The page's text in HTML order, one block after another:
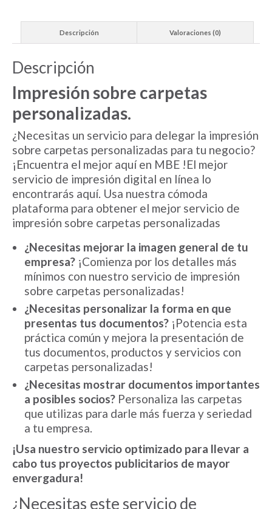
Descripción Valoraciones (0)
Descripción
Impresión sobre carpetas
personalizadas.
¿Necesitas un servicio para delegar la impresión
sobre carpetas personalizadas para tu negocio?
¡Encuentra el mejor aquí en MBE !El mejor
servicio de impresión digital en línea lo
encontrarás aquí. Usa nuestra cómoda
plataforma para obtener el mejor servicio de
impresión sobre carpetas personalizadas
¿Necesitas mejorar la imagen general de tu
empresa? ¡Comienza por los detalles más
mínimos con nuestro servicio de impresión
sobre carpetas personalizadas!
¿Necesitas personalizar la forma en que
presentas tus documentos? ¡Potencia esta
práctica común y mejora la presentación de
tus documentos, productos y servicios con
carpetas personalizadas!
¿Necesitas mostrar documentos importantes
a posibles socios? Personaliza las carpetas
que utilizas para darle más fuerza y seriedad
a tu empresa.
¡Usa nuestro servicio optimizado para llevar a
cabo tus proyectos publicitarios de mayor
envergadura!
¿Necesitas este servicio de